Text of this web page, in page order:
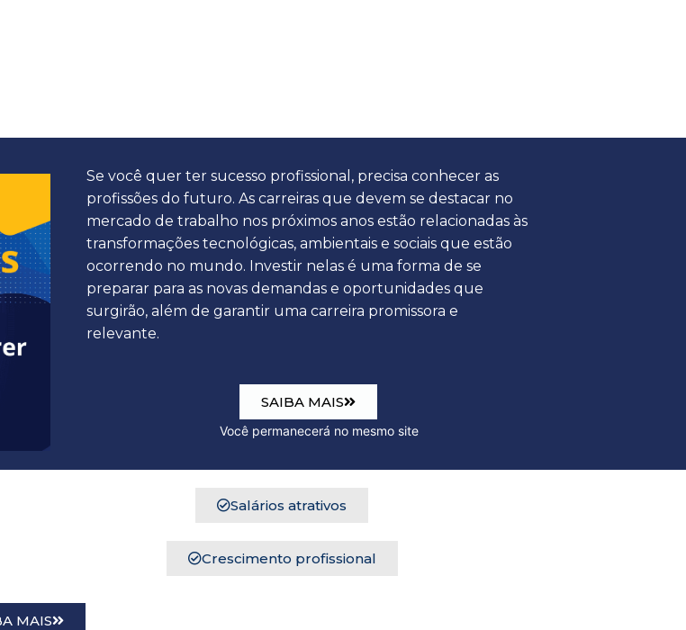
Se você quer ter sucesso profissional, precisa conhecer as
profissões do futuro. As carreiras que devem se destacar no
mercado de trabalho nos próximos anos estão relacionadas às
transformações tecnológicas, ambientais e sociais que estão
ocorrendo no mundo. Investir nelas é uma forma de se
preparar para as novas demandas e oportunidades que
surgirão, além de garantir uma carreira promissora e
relevante.
SAIBA MAIS
Você permanecerá no mesmo site
Salários atrativos
Crescimento profissional
MAIS